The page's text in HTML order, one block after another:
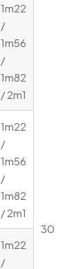
30
1m22
/
1m56
/
1m82
/ 2m1
1m22
/
1m56
/
1m82
/ 2m1
1m22
/